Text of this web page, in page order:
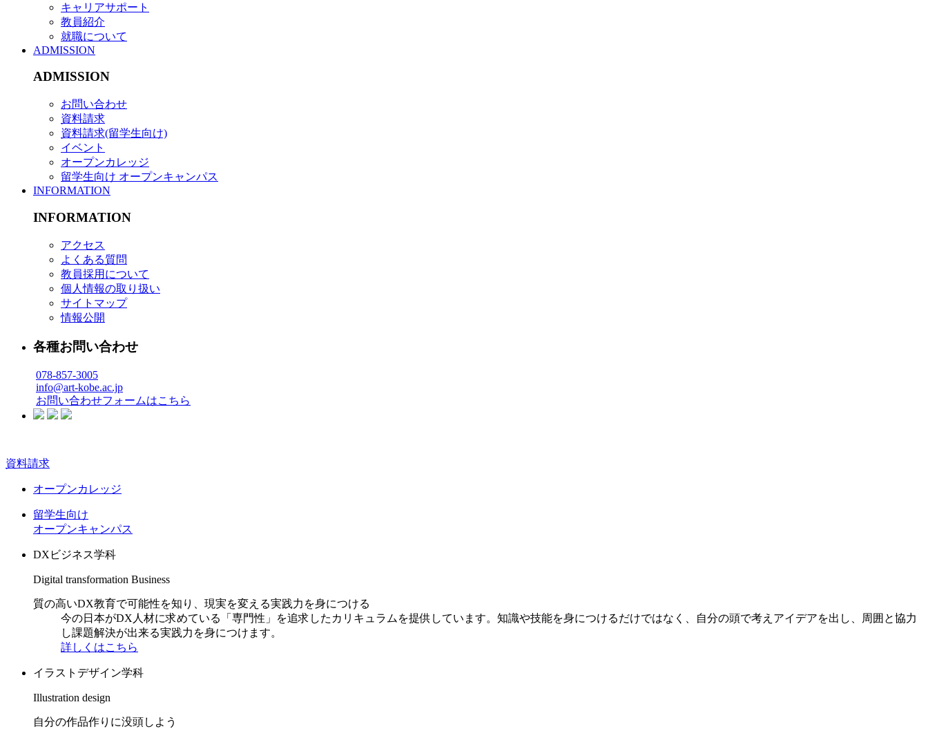
キャリアサポート
教員紹介
就職について
ADMISSION
ADMISSION
お問い合わせ
資料請求
資料請求(留学生向け)
イベント
オープンカレッジ
留学生向け オープンキャンパス
INFORMATION
INFORMATION
アクセス
よくある質問
教員採用について
個人情報の取り扱い
サイトマップ
情報公開
各種お問い合わせ
078-857-3005
info@art-kobe.ac.jp
お問い合わせフォームはこちら
資料請求
オープンカレッジ
留学生向け
オープンキャンパス
DXビジネス学科
Digital transformation Business
質の高いDX教育で可能性を知り、現実を変える実践力を身につける
今の日本がDX人材に求めている「専門性」を追求したカリキュラムを提供しています。知識や技能を身につけるだけではなく、自分の頭で考えアイデアを出し、周囲と協力
し課題解決が出来る実践力を身につけます。
詳しくはこちら
イラストデザイン学科
Illustration design
自分の作品作りに没頭しよう